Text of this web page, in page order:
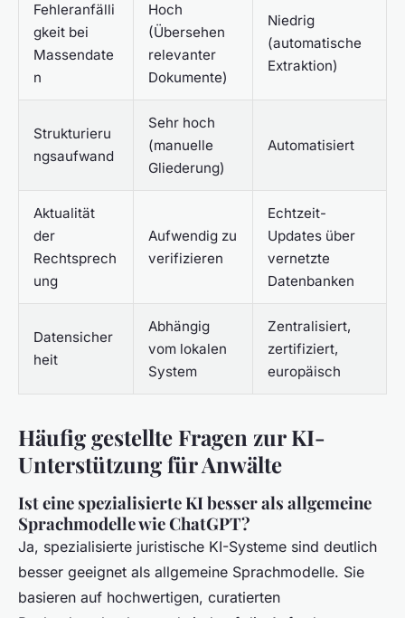
Fehleranfälli
gkeit bei
Massendate
n
Hoch
(Übersehen
relevanter
Dokumente)
Niedrig
(automatische
Extraktion)
Strukturieru
ngsaufwand
Sehr hoch
(manuelle
Gliederung)
Automatisiert
Aktualität
der
Rechtsprech
ung
Aufwendig zu
verifizieren
Echtzeit-
Updates über
vernetzte
Datenbanken
Datensicher
heit
Abhängig
vom lokalen
System
Zentralisiert,
zertifiziert,
europäisch
Häufig gestellte Fragen zur KI-
Unterstützung für Anwälte
Ist eine spezialisierte KI besser als allgemeine
Sprachmodelle wie ChatGPT?
Ja, spezialisierte juristische KI-Systeme sind deutlich
besser geeignet als allgemeine Sprachmodelle. Sie
basieren auf hochwertigen, curatierten